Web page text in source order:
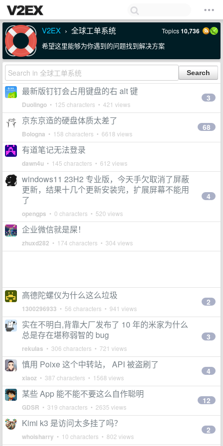
V2EX › 全球工单系统 Topics10,736
希望这里能够为你遇到的问题找到解决方案
最新版钉钉会占用键盘的右 alt 键
Duolingo • 125 characters • 421 views
3
京东京造的硬盘体质太差了
Bologna • 158 characters • 6618 views
68
有道笔记无法登录
dawn4u • 145 characters • 612 views
windows11 23H2 专业版，今天手欠取消了屏蔽
更新，结果十几个更新安装完，扩展屏幕不能用
了
opengps • 0 characters • 520 views
4
企业微信就是屎！
zhuxd282 • 174 characters • 304 views
高德陀螺仪为什么这么垃圾
1300296933 • 56 characters • 941 views
2
实在不明白,背靠大厂发布了 10 年的米家为什么
总是存在堪称弱智的 bug
rekulas • 306 characters • 721 views
3
慎用 Poixe 这个中转站， API 被盗刷了
xiaoz • 387 characters • 1568 views
4
某些 App 能不能不要这么自作聪明
GDSR • 319 characters • 2635 views
12
Kimi k3 是访问太多挂了吗？
whoisharry • 10 characters • 802 views
2